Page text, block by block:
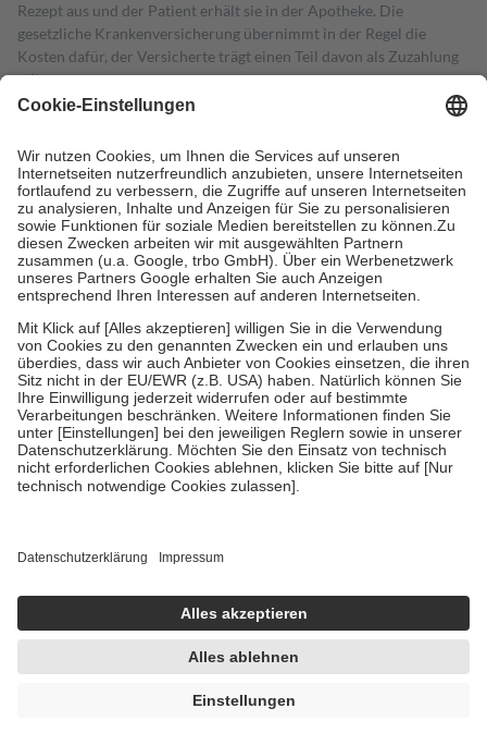
Rezept aus und der Patient erhält sie in der Apotheke. Die
gesetzliche Krankenversicherung übernimmt in der Regel die
Kosten dafür, der Versicherte trägt einen Teil davon als Zuzahlung
mit.
Grundsätzlich leisten Mitglieder Zuzahlungen in Höhe von zehn
höchstens zehn Euro.
Es sind jedoch nie mehr als die tatsächlichen
Kosten der Leistung zu entrichten.
Diese Regeln gelten grundsätzlich auch für Online-Apotheken.
Bei Heilmitteln und häuslicher Krankenpflege beträgt die
Zuzahlung zehn Prozent der Kosten sowie zehn Euro je
Verordnung.
Um das Engagement der Versicherten für ihre eigene Gesundheit zu
stärken und die besondere Stellung der Familie zu unterstützen,
fallenkeine Zuzahlungenan bei:
• Kindern und Jugendlichen bis zum vollendeten 18. Lebensjahr
mit Ausnahme der Fahrkosten
• Untersuchungen zur Vorsorge und Früherkennung, die von der
GKV getragen werden
• empfohlenen Schutzimpfungen
• Harn- und Blutteststreifen
getroffen, um sicherzustellen, dass es sich um echte Bewertungen
https://help.etrusted.com/hc/de/articles/4419944605341
Einige Bilder und Inhalte wurden unter Zuhilfenahme künstlicher